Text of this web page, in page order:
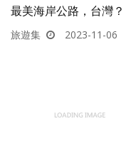
最美海岸公路，台灣？
旅遊集 2023-11-06